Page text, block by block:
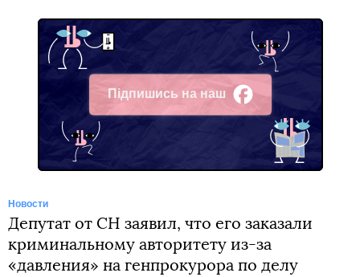
Підпишись на наш
Facebook
Новости
Депутат от СН заявил, что его заказали
криминальному авторитету из-за
«давления» на генпрокурора по делу